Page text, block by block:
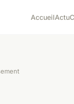
AccueilActu